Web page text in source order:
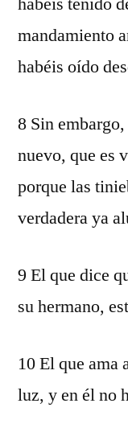
mandamiento
habéis oído
8 Sin
nuevo, que es
porque las
verdadera ya
9 El que dice
su hermano,
10 El que ama
luz, y en él no